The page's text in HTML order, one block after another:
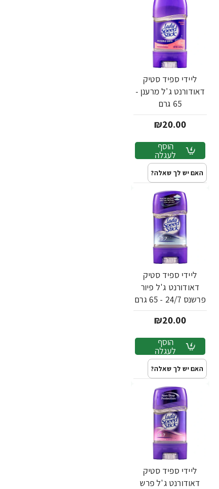
ליידי ספיד סטיק
דאודורנט ג'ל מרענן -
65 גרם
₪20.00
הוסף
לעגלה
האם יש לך שאלה?
ליידי ספיד סטיק
דאודורנט ג'ל פיור
פרשנס 24/7 - 65 גרם
₪20.00
הוסף
לעגלה
האם יש לך שאלה?
ליידי ספיד סטיק
דאודורנט ג'ל פרש